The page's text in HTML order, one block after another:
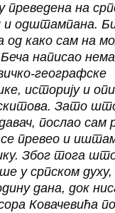
на
и одштампана.
од како сам на
написао
географске
историју и
Зато
послао сам
превео и
Због тога
у српском духу,
дана, док
Ковачевића